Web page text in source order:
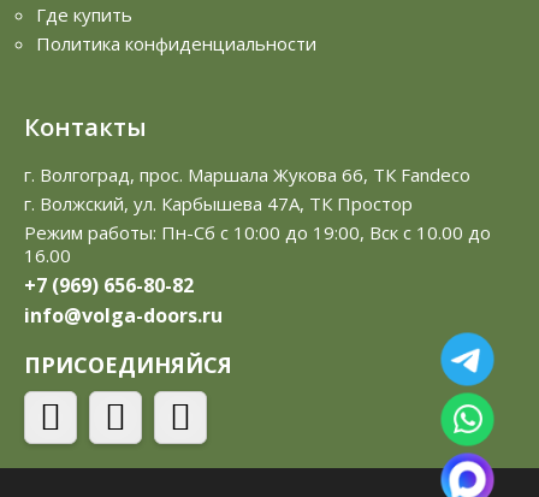
Где купить
Политика конфиденциальности
Контакты
г. Волгоград, прос. Маршала Жукова 66, ТК Fandeco
г. Волжский, ул. Карбышева 47А, ТК Простор
Режим работы: Пн-Сб с 10:00 до 19:00, Вск с 10.00 до
16.00
+7 (969) 656-80-82
info@volga-doors.ru
ПРИСОЕДИНЯЙСЯ